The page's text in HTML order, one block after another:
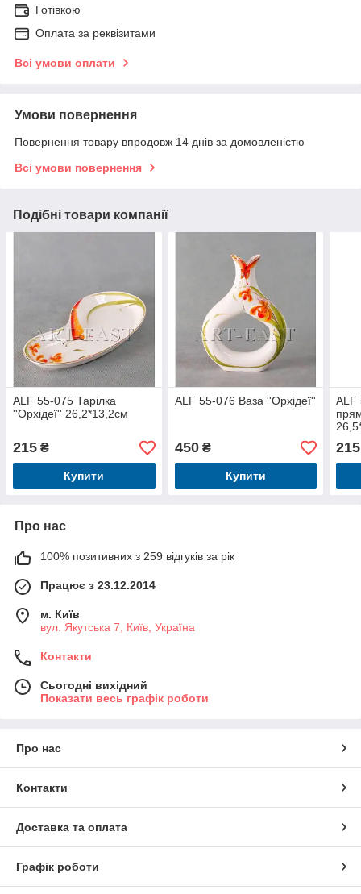
Готівкою
Оплата за реквізитами
Всі умови оплати
Умови повернення
Повернення товару впродовж 14 днів за домовленістю
Всі умови повернення
Подібні товари компанії
ALF 55-075 Тарілка
''Орхідеї'' 26,2*13,2см
215 ₴
Купити
ALF 55-076 Ваза ''Орхідеї''
450₴
Купити
ALF
215
Про нас
100% позитивних з 259 відгуків за рік
Працює з 23.12.2014
м. Київ
вул. Якутська 7, Київ, Україна
Контакти
Сьогодні вихідний
Показати весь графік роботи
Про нас
Контакти
Доставка та оплата
Графік роботи